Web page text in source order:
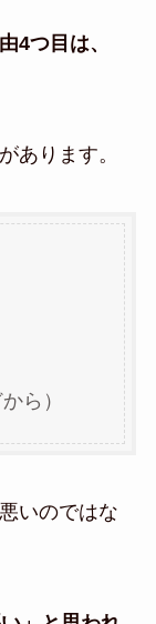
4つ目は、
あります。
ら）
いのではな